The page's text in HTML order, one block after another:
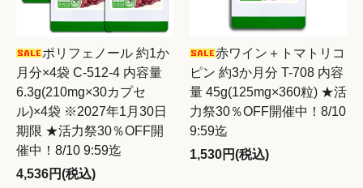
ポリフェノール 約1か
月分×4袋 C-512-4 内容量
6.3g(210mg×30カプセ
ル)×4袋 ※2027年1月30日
期限 ★活力祭30％OFF開
催中！8/10 9:59迄
4,536円(税込)
赤ワイン＋トマトリコ
ピン 約3か月分 T-708 内容
量 45g(125mg×360粒) ★活
力祭30％OFF開催中！8/10
9:59迄
1,530円(税込)